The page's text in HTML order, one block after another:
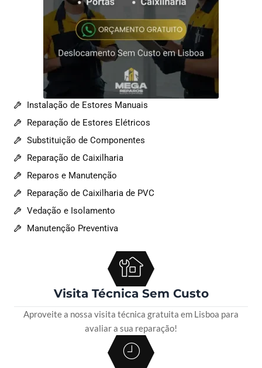
Instalação de Estores Manuais
Reparação de Estores Elétricos
Substituição de Componentes
Reparação de Caixilharia
Reparos e Manutenção
Reparação de Caixilharia de PVC
Vedação e Isolamento
Manutenção Preventiva
Visita Técnica Sem Custo
Aproveite a nossa visita técnica gratuita em Lisboa para
avaliar a sua reparação!